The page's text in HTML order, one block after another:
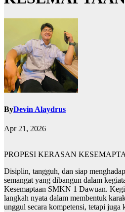
ByDevin Alaydrus
Apr 21, 2026
PROPESI KERASAN
Disiplin, tangguh, dan siap
semangat yang dibangun dalam
Kesemaptaan SMKN 1 Dawuan.
langkah nyata dalam membentuk
unggul secara kompetensi, tetapi juga